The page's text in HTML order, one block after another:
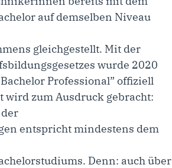
auf demselben Niveau
gleichgestellt. Mit der
wurde 2020
Professional” offiziell
wird zum Ausdruck gebracht:
entspricht mindestens dem
Denn: auch über